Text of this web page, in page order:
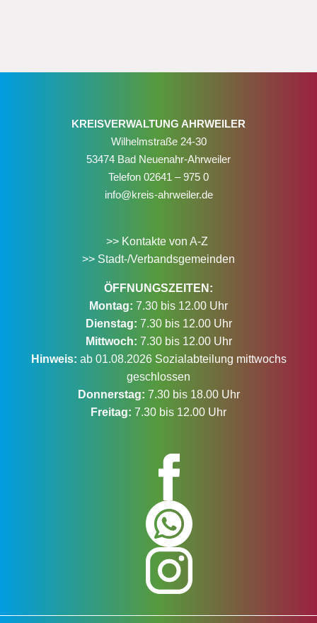
KREISVERWALTUNG AHRWEILER
Wilhelmstraße 24-30
53474 Bad Neuenahr-Ahrweiler
Telefon 02641 – 975 0
info@kreis-ahrweiler.de
>> Kontakte von A-Z
>> Stadt-/Verbandsgemeinden
ÖFFNUNGSZEITEN:
Montag: 7.30 bis 12.00 Uhr
Dienstag: 7.30 bis 12.00 Uhr
Mittwoch: 7.30 bis 12.00 Uhr
Hinweis: ab 01.08.2026 Sozialabteilung mittwochs
geschlossen
Donnerstag: 7.30 bis 18.00 Uhr
Freitag: 7.30 bis 12.00 Uhr